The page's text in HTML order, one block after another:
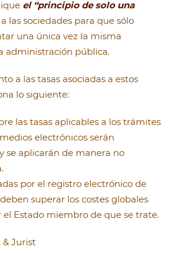
el “principio de solo una
las sociedades para que sólo
una única vez la misma
administración pública.
a las tasas asociadas a estos
lo siguiente:
las tasas aplicables a los trámites
electrónicos serán
se aplicarán de manera no
por el registro electrónico de
superar los costes globales
el Estado miembro de que se trate.
& Jurist